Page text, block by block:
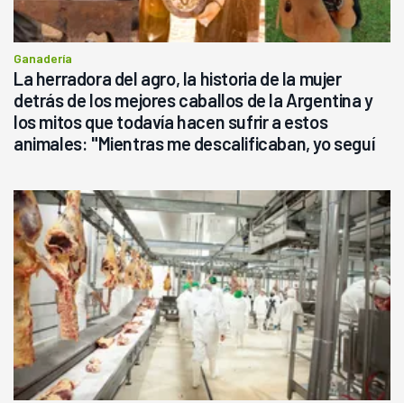
Ganadería
La herradora del agro, la historia de la mujer
detrás de los mejores caballos de la Argentina y
los mitos que todavía hacen sufrir a estos
animales: "Mientras me descalificaban, yo seguí